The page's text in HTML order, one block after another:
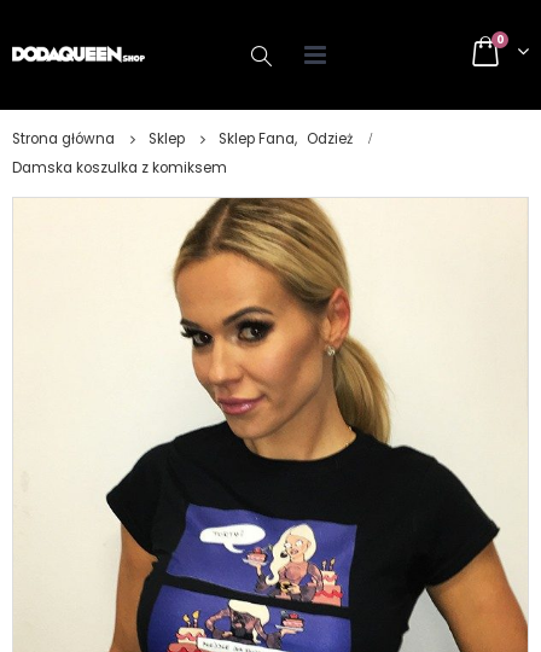
0
Strona główna Sklep Sklep Fana, Odzież
Damska koszulka z komiksem